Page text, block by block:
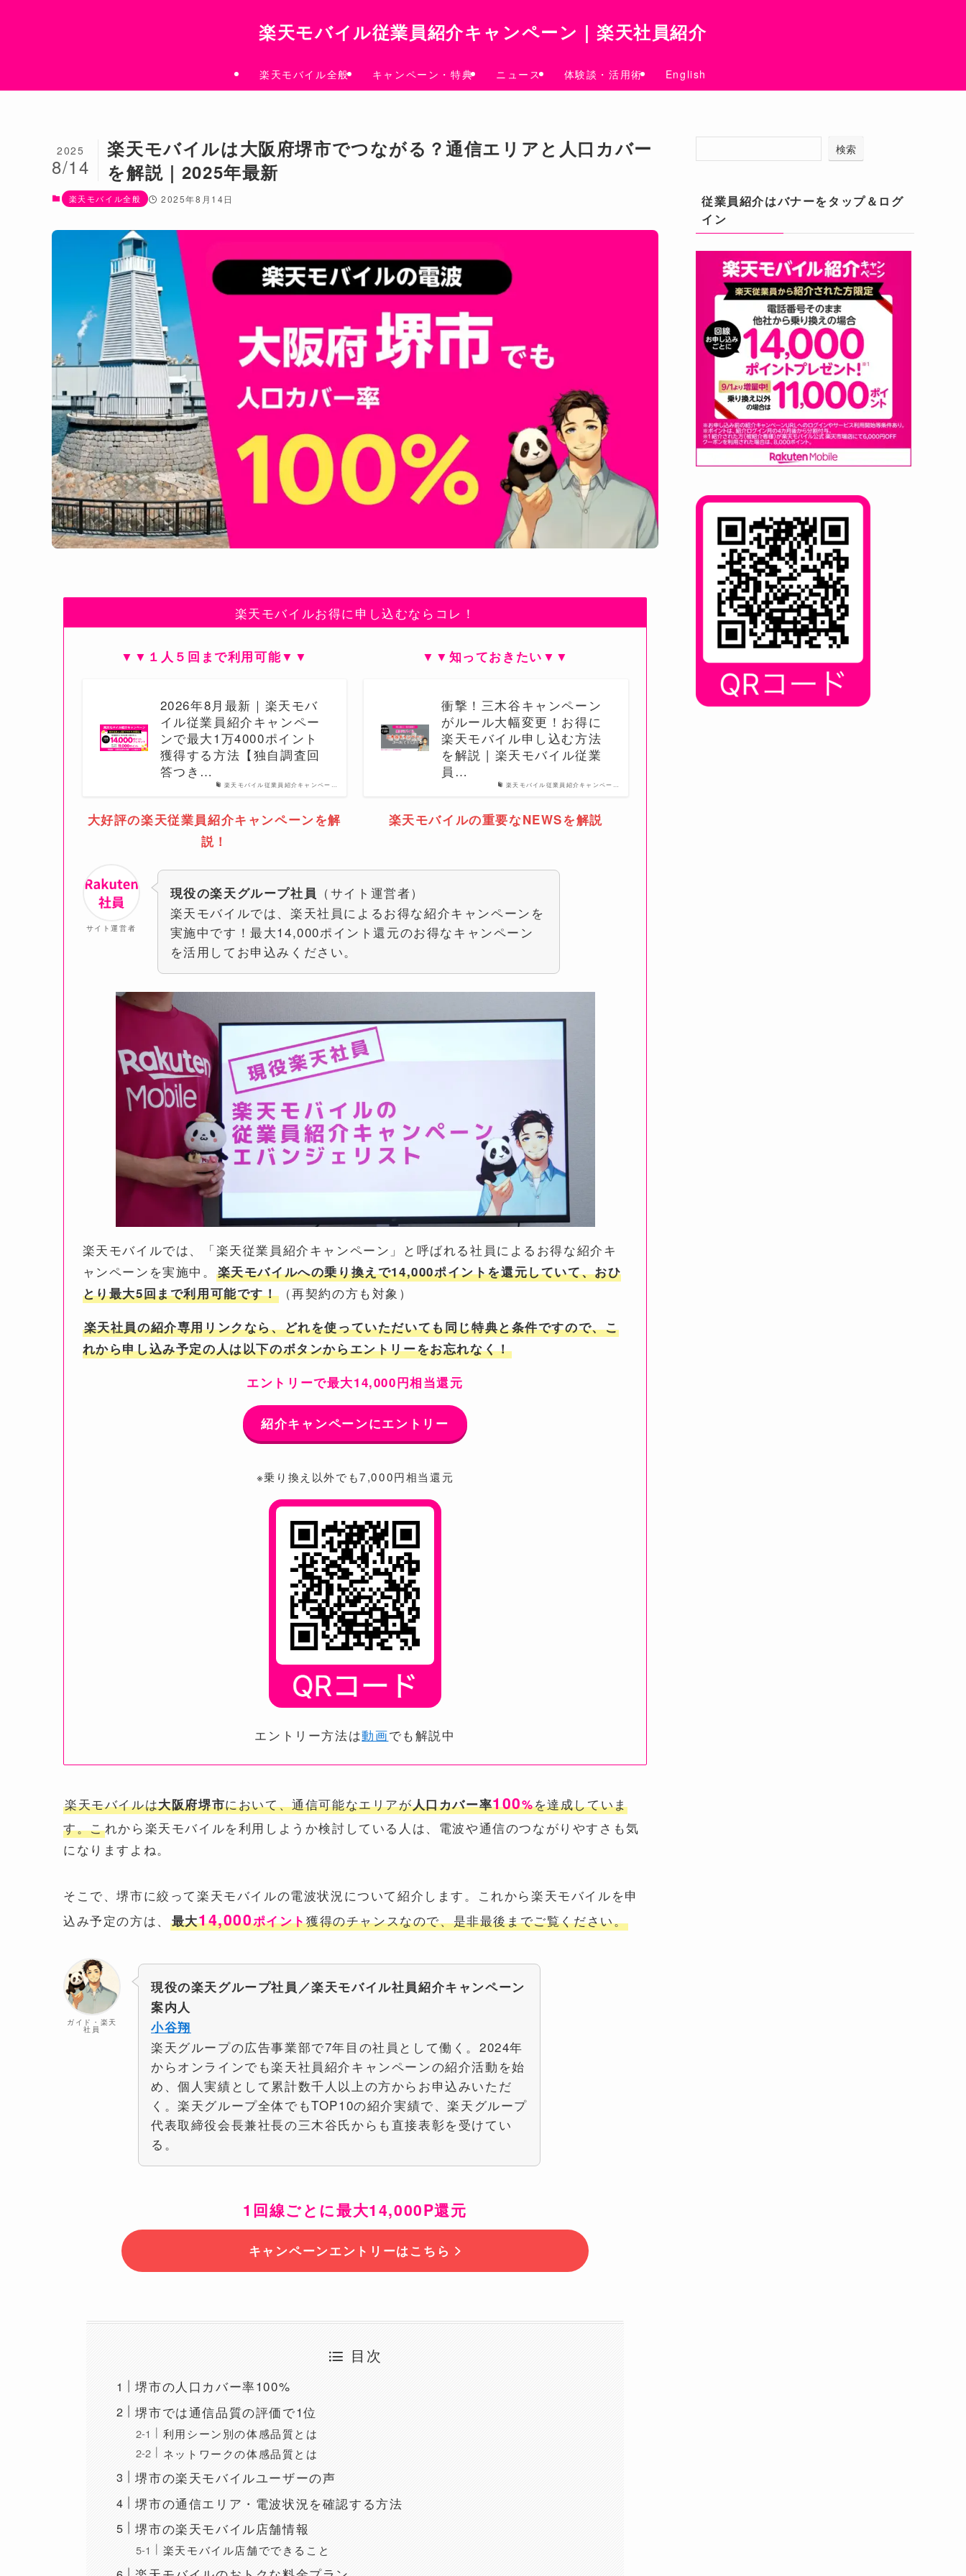
楽天モバイル従業員紹介キャンペーン｜楽天社員紹介
楽天モバイル全般 キャンペーン・特典 ニュース 体験談・活用術 English
楽天モバイルは大阪府堺市でつながる？通信エリアと人口カバー
を解説｜2025年最新
2025
8/14
楽天モバイル全般 2025年8月14日
楽天モバイルお得に申し込むならコレ！
▼▼１人５回まで利用可能▼▼
楽天モバイル従業員紹介キャンペー…
2026年8月最新｜楽天モバ
イル従業員紹介キャンペー
ンで最大1万4000ポイント
獲得する方法【独自調査回
答つき…
大好評の楽天従業員紹介キャンペーンを解
説！
▼▼知っておきたい▼▼
楽天モバイル従業員紹介キャンペー…
衝撃！三木谷キャンペーン
がルール大幅変更！お得に
楽天モバイル申し込む方法
を解説 | 楽天モバイル従業
員…
楽天モバイルの重要なNEWSを解説
サイト運営者
現役の楽天グループ社員 （サイト運営者）
楽天モバイルでは、楽天社員によるお得な紹介キャンペーンを
実施中です！最大14,000ポイント還元のお得なキャンペーン
を活用してお申込みください。
楽天モバイルでは、「楽天従業員紹介キャンペーン」と呼ばれる社員によるお得な紹介キ
ャンペーンを実施中。
楽天モバイルへの乗り換えで14,000ポイントを還元していて、おひ
とり最大5回まで利用可能です！（再契約の方も対象）
楽天社員の紹介専用リンクなら、どれを使っていただいても同じ特典と条件ですので、こ
れから申し込み予定の人は以下のボタンからエントリーをお忘れなく！
エントリーで最大14,000円相当還元
紹介キャンペーンにエントリー
※乗り換え以外でも7,000円相当還元
エントリー方法は動画でも解説中
楽天モバイルは大阪府堺市において、通信可能なエリアが人口カバー率100%を達成していま
す。これから楽天モバイルを利用しようか検討している人は、電波や通信のつながりやすさも気
になりますよね。
そこで、堺市に絞って楽天モバイルの電波状況について紹介します。これから楽天モバイルを申
込み予定の方は、
最大14,000ポイント獲得のチャンスなので、是非最後までご覧ください。
ガイド・楽天
社員
現役の楽天グループ社員／楽天モバイル社員紹介キャンペーン
案内人
小谷翔
楽天グループの広告事業部で7年目の社員として働く。2024年
からオンラインでも楽天社員紹介キャンペーンの紹介活動を始
め、個人実績として累計数千人以上の方からお申込みいただ
く。楽天グループ全体でもTOP10の紹介実績で、楽天グループ
代表取締役会長兼社長の三木谷氏からも直接表彰を受けてい
る。
1回線ごとに最大14,000P還元
キャンペーンエントリーはこちら
目次
堺市の人口カバー率100%
堺市では通信品質の評価で1位
利用シーン別の体感品質とは
ネットワークの体感品質とは
堺市の楽天モバイルユーザーの声
堺市の通信エリア・電波状況を確認する方法
堺市の楽天モバイル店舗情報
楽天モバイル店舗でできること
検索
従業員紹介はバナーをタップ＆ログ
イン